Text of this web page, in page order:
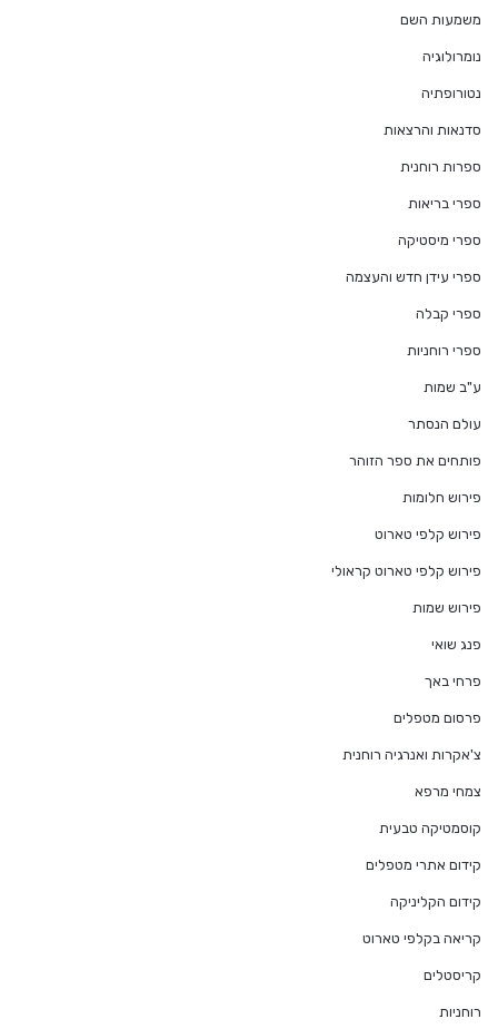
משמעות השם
נומרולוגיה
נטורופתיה
סדנאות והרצאות
ספרות רוחנית
ספרי בריאות
ספרי מיסטיקה
ספרי עידן חדש והעצמה
ספרי קבלה
ספרי רוחניות
ע"ב שמות
עולם הנסתר
פותחים את ספר הזוהר
פירוש חלומות
פירוש קלפי טארוט
פירוש קלפי טארוט קראולי
פירוש שמות
פנג שואי
פרחי באך
פרסום מטפלים
צ'אקרות ואנרגיה רוחנית
צמחי מרפא
קוסמטיקה טבעית
קידום אתרי מטפלים
קידום הקליניקה
קריאה בקלפי טארוט
קריסטלים
רוחניות